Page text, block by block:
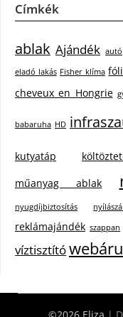
Címkék
ablak Ajándék autó
eladó lakás Fisher klíma
cheveux en Hongrie
babaruha HD
kutyatáp
műanyag ablak
nyugdíjbiztosítás
reklámajándék szappan
víztisztító